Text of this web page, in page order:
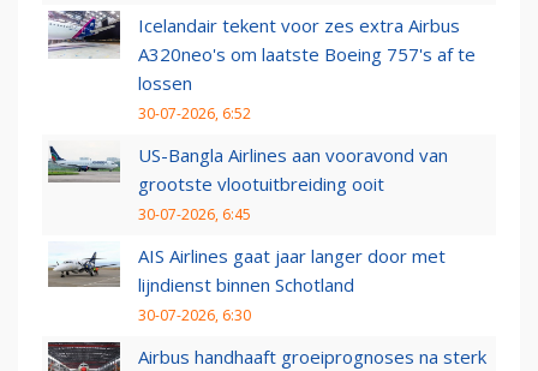
Icelandair tekent voor zes extra Airbus
A320neo's om laatste Boeing 757's af te
lossen
30-07-2026, 6:52
US-Bangla Airlines aan vooravond van
grootste vlootuitbreiding ooit
30-07-2026, 6:45
AIS Airlines gaat jaar langer door met
lijndienst binnen Schotland
30-07-2026, 6:30
Airbus handhaaft groeiprognoses na sterk